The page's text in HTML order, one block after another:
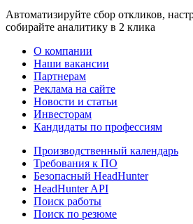
Автоматизируйте сбор откликов,
собирайте аналитику в 2 клика
О компании
Наши вакансии
Партнерам
Реклама на сайте
Новости и статьи
Инвесторам
Кандидаты по профессиям
Производственный календарь
Требования к ПО
Безопасный HeadHunter
HeadHunter API
Поиск работы
Поиск по резюме